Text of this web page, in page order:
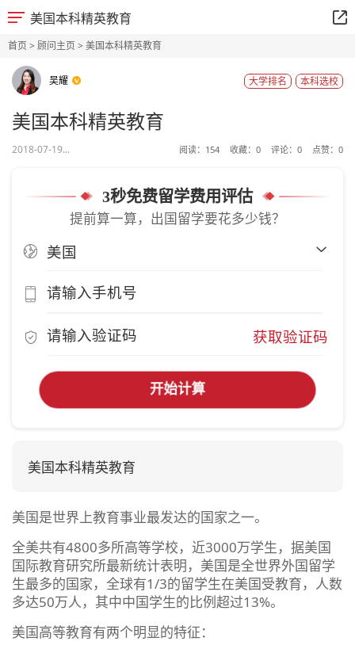
美国本科精英教育
首页> 顾问主页> 美国本科精英教育
吴耀 本科选校
大学排名
美国本科精英教育
2018-07-19... 阅读： 154 收藏： 0 评论： 0 点赞： 0
3秒免费留学费用评估
提前算一算，出国留学要花多少钱？
获取验证码
开始计算
美国本科精英教育
美国是世界上教育事业最发达的国家之一。
全美共有4800多所高等学校，近3000万学生，据美国
国际教育研究所最新统计表明，美国是全世界外国留学
生最多的国家，全球有1/3的留学生在美国受教育，人数
多达50万人，其中中国学生的比例超过13%。
美国高等教育有两个明显的特征：